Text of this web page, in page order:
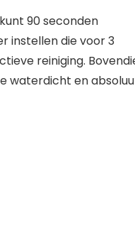
90 seconden
instellen die voor 3
reiniging.
waterdicht en